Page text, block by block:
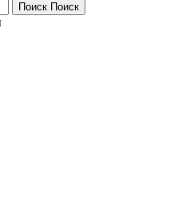
Поиск Поиск